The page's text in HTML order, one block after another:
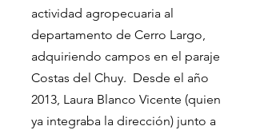
actividad agropecuaria al
departamento de Cerro Largo,
adquiriendo campos en el paraje
Costas del Chuy. Desde el año
2013, Laura Blanco Vicente (quien
ya integraba la dirección) junto a